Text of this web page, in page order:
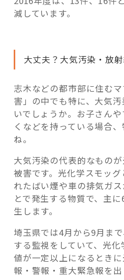
減しています。
大丈夫？大気汚染・放
志木などの都市部に住む
害」の中でも特に、大気
いでしょうか。お子さん
くなどを持っている場合
ね。
大気汚染の代表的なもの
被害です。光化学スモッ
れたばい煙や車の排気ガ
とで発生する物質で、主
生します。
埼玉県では4月から9月ま
する監視をしていて、光
値が一定以上になるとき
報・警報・重大緊急報を出